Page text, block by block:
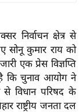
निर्वाचन क्षेत्र से
सोनू कुमार राय को
एक प्रेस विज्ञप्ति
कि चुनाव आयोग ने
से विधान परिषद के
राष्ट्रीय जनता दल